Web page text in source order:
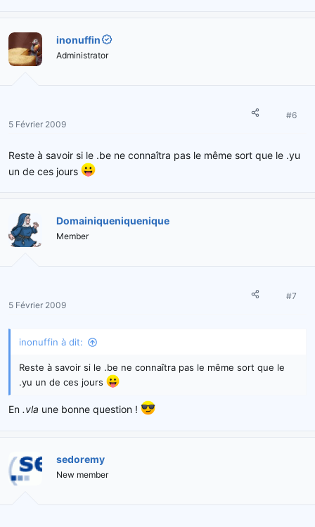
inonuffin
Administrator
5 Février 2009
#6
Reste à savoir si le .be ne connaîtra pas le même sort que le .yu
un de ces jours
Domainiqueniquenique
Member
5 Février 2009
#7
inonuffin à dit:
Reste à savoir si le .be ne connaîtra pas le même sort que le
.yu un de ces jours
En .vla une bonne question !
sedoremy
New member